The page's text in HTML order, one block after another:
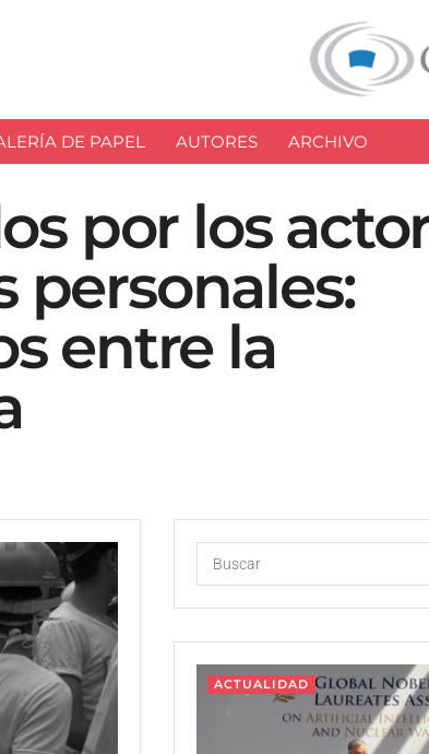
DE PAPEL AUTORES ARCHIVO
por los
personales:
entre la
ACTUALIDAD